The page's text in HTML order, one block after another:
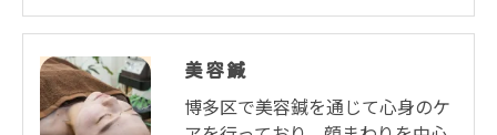
美容鍼
博多区で美容鍼を通じて心身のケ